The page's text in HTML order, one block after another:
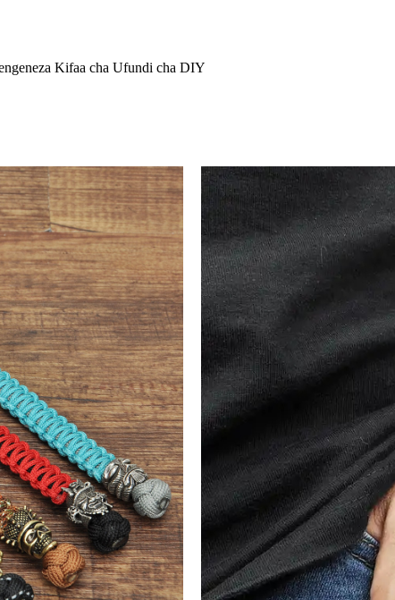
Kifaa cha Ufundi cha DIY